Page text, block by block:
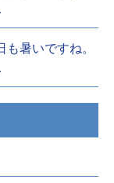
暑いですね。